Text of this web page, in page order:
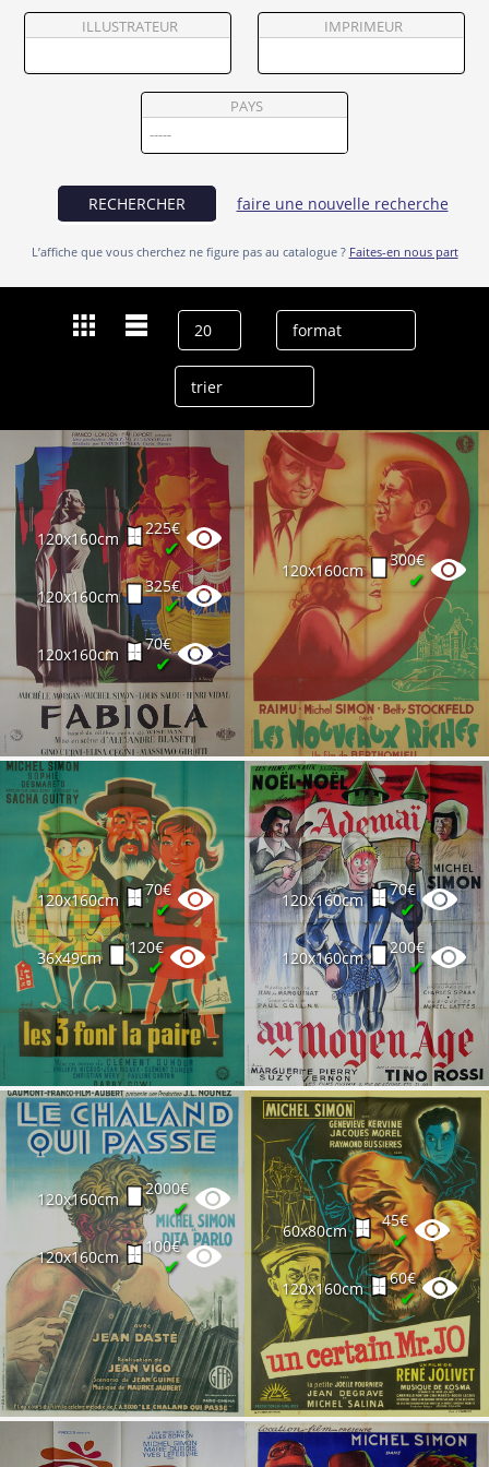
Vendre
ILLUSTRATEUR IMPRIMEUR
PAYS
RECHERCHER faire une nouvelle recherche
L’affiche que vous cherchez ne figure pas au catalogue ? Faites-en nous part
120x160cm
225€
✔
120x160cm
325€
✔
120x160cm
70€
✔
120x160cm
300€
✔
120x160cm
70€
✔
36x49cm
120€
✔
120x160cm
70€
✔
120x160cm
200€
✔
120x160cm
2000€
✔
120x160cm
100€
✔
60x80cm
45€
✔
120x160cm
60€
✔